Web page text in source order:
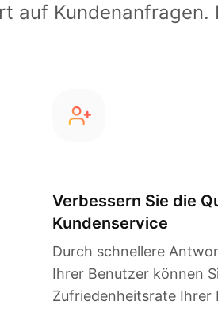
auf
Verbessern Sie die
Kundenservice
Durch schnellere
Ihrer Benutzer können
Zufriedenheitsrate Ihrer